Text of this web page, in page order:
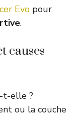
Evo pour
.
causes
t-elle ?
ou la couche